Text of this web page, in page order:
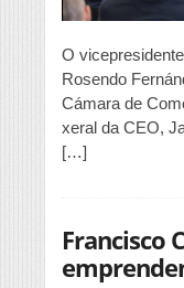
O
Rosendo
Cámara de
xeral da CEO,
[…]
Francisco